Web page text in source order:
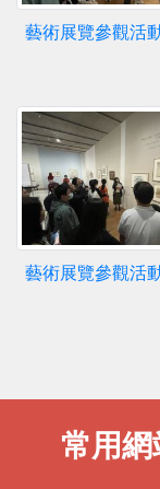
藝術展覽參觀活
藝術展覽參觀活
常用網